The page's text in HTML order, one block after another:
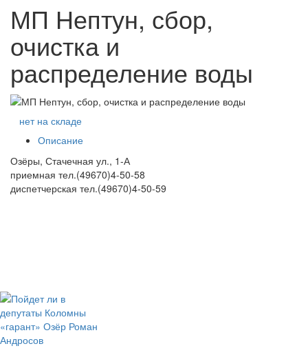
МП Нептун, сбор,
очистка и
распределение воды
нет на складе
Описание
Озёры, Стачечная ул., 1-А
приемная тел.(49670)4-50-58
диспетчерская тел.(49670)4-50-59